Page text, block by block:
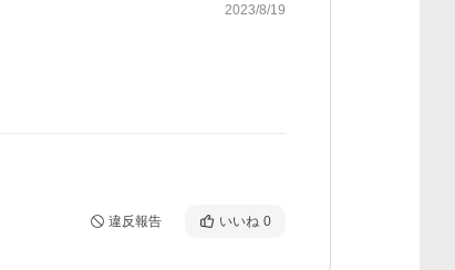
2023/8/19
違反報告 いいね 0